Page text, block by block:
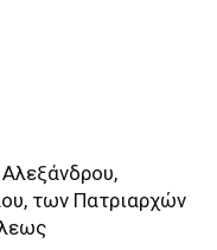
των Πατριαρχών